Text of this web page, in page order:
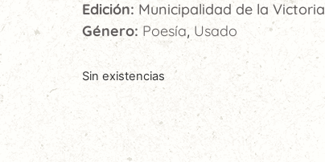
Edición: Municipalidad de la Victoria
Género: Poesía, Usado
Sin existencias